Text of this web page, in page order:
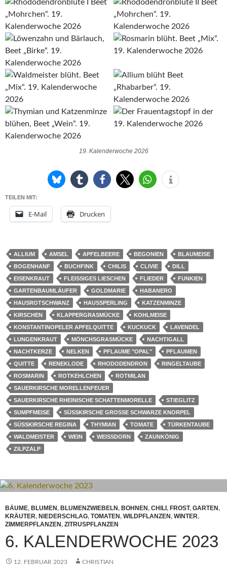
19. Kalenderwoche 2026
TEILEN MIT:
E-Mail Drucken
ALLIUM AMSEL APFELBEERE BEGONIEN
BLAUMEISE
BOGENHANF
BUCHFINK CHILIS CLIVIE
DILL
EISENKRAUT
FLEISSIGES LIESCHEN FLIEDER
FUNKIEN
GARTENBAUMLÄUFER
GOLDMARIE
HABANERO
HAUSROTSCHWANZ
HAUSSPERLING
KATZENMINZE
KIRSCHEN
KLAPPERGRASMÜCKE
KOHLMEISE
KONSTANTINOPELER APFELQUITTE
KUCKUCK
LAVENDEL
LUNGENKRAUT
MÖNCHSGRASMÜCKE
NACHTIGALL
NACHTKERZE
NELKEN PFLAUME "OPAL"
PFLAUMEN
QUITTE
RENEKLODE RHODODENDRON
RINGELTAUBE
ROSMARIN
ROTKEHLCHEN
ROTMILAN
SAUERKIRSCHE MORELLENFEUER
SAUERKIRSCHE RHEINISCHE SCHATTENMORELLE
STIEGLITZ
SUMPFMEISE
SÜSSKIRSCHE GROSSE SCHWARZE KNORPEL
SÜSSKIRSCHE REGINA
THYMIAN TOMATE
TÜRKENTAUBE
WALDMEISTER
WEIN WEISSDORN
ZAUNKÖNIG
ZILPZALP
BÄUME, BLUMEN , BLUMENZWIEBELN , BOHNEN , CHILI , FROST, GARTEN ,
KRÄUTER, NIEDERSCHLAG, TOMATEN , WILDPFLANZEN , WINTER,
ZIMMERPFLANZEN , ZITRUSPFLANZEN
6. KALENDERWOCHE 2023
12. FEBRUAR 2023 CHRISTIAN